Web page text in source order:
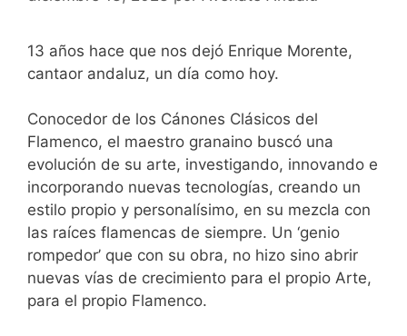
13 años hace que nos dejó Enrique Morente,
cantaor andaluz, un día como hoy.
Conocedor de los Cánones Clásicos del
Flamenco, el maestro granaino buscó una
evolución de su arte, investigando, innovando e
incorporando nuevas tecnologías, creando un
estilo propio y personalísimo, en su mezcla con
las raíces flamencas de siempre. Un ‘genio
rompedor’ que con su obra, no hizo sino abrir
nuevas vías de crecimiento para el propio Arte,
para el propio Flamenco.